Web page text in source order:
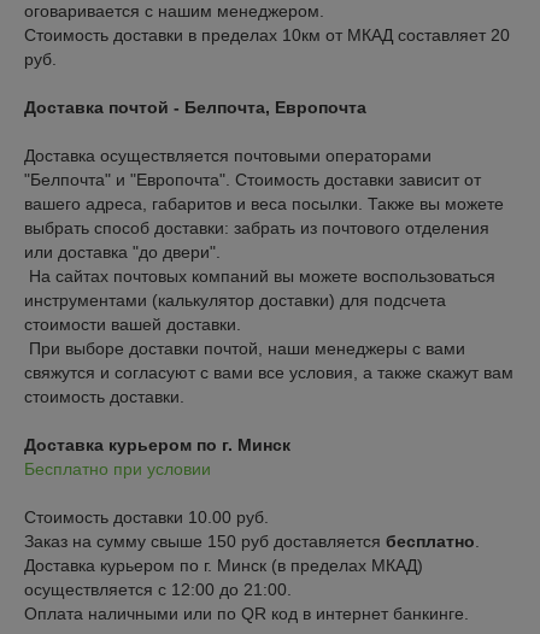
оговаривается с нашим менеджером.
Стоимость доставки в пределах 10км от МКАД составляет 20
руб.
Доставка почтой - Белпочта, Европочта
Доставка осуществляется почтовыми операторами
"Белпочта" и "Европочта". Стоимость доставки зависит от
вашего адреса, габаритов и веса посылки. Также вы можете
выбрать способ доставки: забрать из почтового отделения
или доставка "до двери".
инструментами (калькулятор доставки) для подсчета
стоимости вашей доставки.
свяжутся и согласуют с вами все условия, а также скажут вам
стоимость доставки.
Доставка курьером по г. Минск
Бесплатно при условии
Стоимость доставки 10.00 руб.
Заказ на сумму свыше 150 руб доставляется бесплатно
Доставка курьером по г. Минск (в пределах МКАД)
осуществляется с 12:00 до 21:00.
Оплата наличными или по QR код в интернет банкинге.